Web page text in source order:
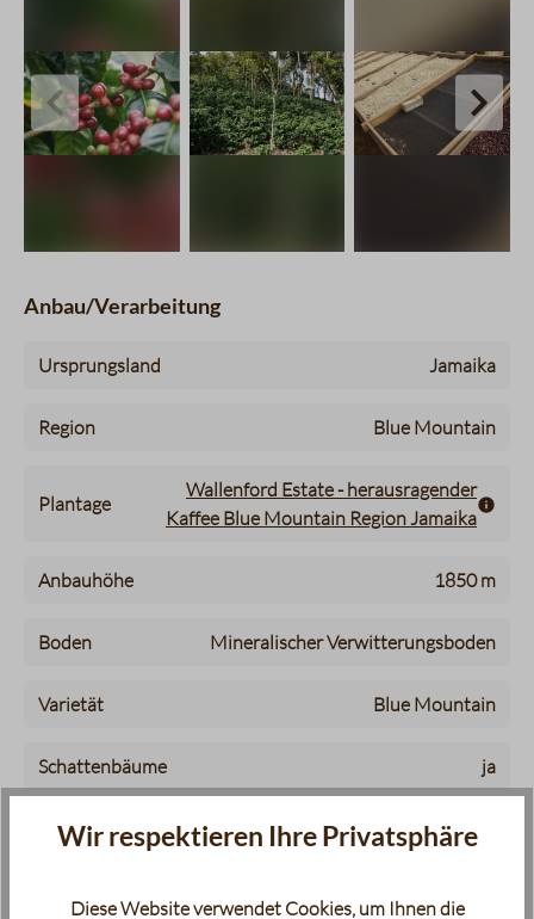
charts.imageSlider.prevLabel
Anbau/Verarbeitung
Ursprungsland Jamaika
Region Blue Mountain
Plantage
Wallenford Estate - herausragender
Kaffee Blue Mountain Region Jamaika
Anbauhöhe 1850 m
Boden Mineralischer Verwitterungsboden
Varietät Blue Mountain
Schattenbäume ja
Qualität Grade 1
Wir respektieren Ihre Privatsphäre
Diese Website verwendet Cookies, um Ihnen die